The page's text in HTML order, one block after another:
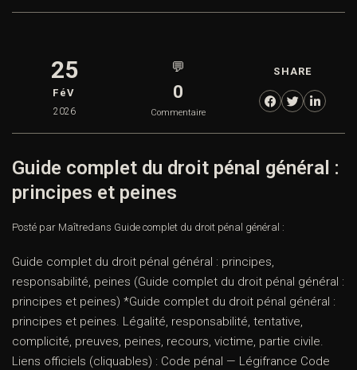
25
FéV
2026
💬
0
Commentaire
SHARE
Guide complet du droit pénal général :
principes et peines
Posté par Maîtredans Guide complet du droit pénal général :
Guide complet du droit pénal général : principes,
responsabilité, peines (Guide complet du droit pénal général :
principes et peines) *Guide complet du droit pénal général :
principes et peines. Légalité, responsabilité, tentative,
complicité, preuves, peines, recours, victime, partie civile.
Liens officiels (cliquables) : Code pénal — Légifrance Code